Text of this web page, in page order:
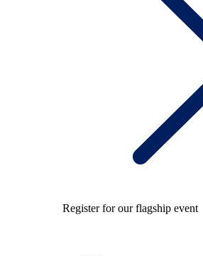
Register for our flagship event